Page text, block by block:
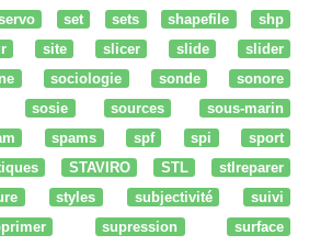
set sets shapefile
shp
site slicer slide
slider
sociologie sonde
sonore
sosie sources
sous-marin
spams spf spi
sport
STAVIRO STL
stlreparer
styles subjectivité
suivi
supression
surface